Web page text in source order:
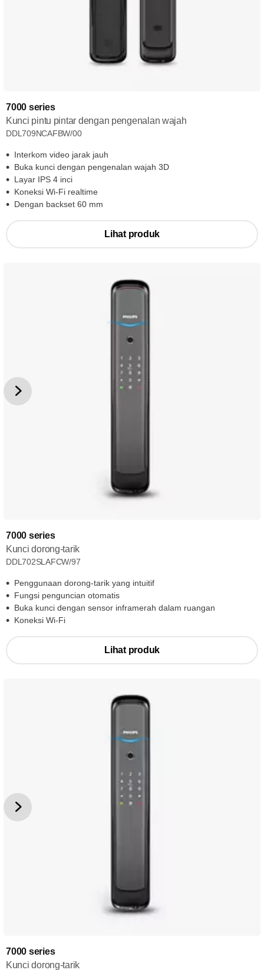
7000 series
Kunci pintu pintar dengan pengenalan wajah
DDL709NCAFBW/00
Interkom video jarak jauh
Buka kunci dengan pengenalan wajah 3D
Layar IPS 4 inci
Koneksi Wi-Fi realtime
Dengan backset 60 mm
Lihat produk
7000 series
Kunci dorong-tarik
DDL702SLAFCW/97
Penggunaan dorong-tarik yang intuitif
Fungsi penguncian otomatis
Buka kunci dengan sensor inframerah dalam ruangan
Koneksi Wi-Fi
Lihat produk
7000 series
Kunci dorong-tarik